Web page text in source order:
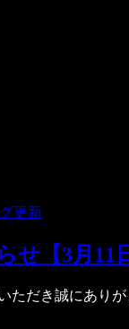
更新
せ【3月11
ただき誠にあり